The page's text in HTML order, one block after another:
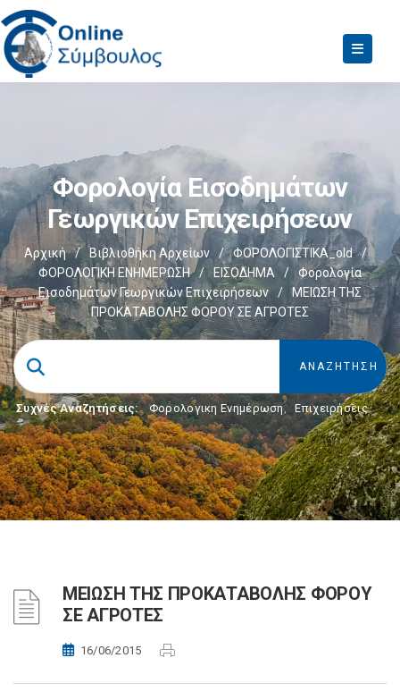
Φορολογία Εισοδημάτων
Γεωργικών Επιχειρήσεων
Αρχική / Βιβλιοθήκη Αρχείων / ΦΟΡΟΛΟΓΙΣΤΙΚΑ_old
/
ΦΟΡΟΛΟΓΙΚΗ ΕΝΗΜΕΡΩΣΗ
/ ΕΙΣΟΔΗΜΑ /
Φορολογία
Εισοδημάτων Γεωργικών Επιχειρήσεων
/
ΜΕΙΩΣΗ ΤΗΣ
ΠΡΟΚΑΤΑΒΟΛΗΣ ΦΟΡΟΥ ΣΕ ΑΓΡΟΤΕΣ
Συχνές Αναζητήσεις: Φορολογικη Ενημέρωση, Επιχειρήσεις
ΜΕΙΩΣΗ ΤΗΣ ΠΡΟΚΑΤΑΒΟΛΗΣ ΦΟΡΟΥ
ΣΕ ΑΓΡΟΤΕΣ
16/06/2015